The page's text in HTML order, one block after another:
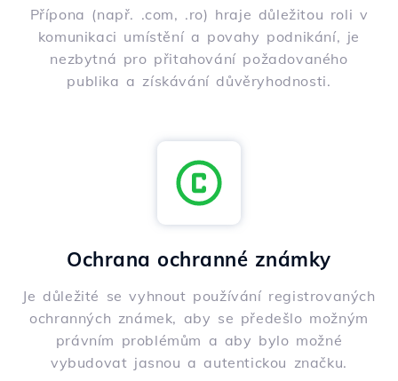
Přípona (např. .com, .ro) hraje důležitou roli v
komunikaci umístění a povahy podnikání, je
nezbytná pro přitahování požadovaného
publika a získávání důvěryhodnosti.
Ochrana ochranné známky
Je důležité se vyhnout používání registrovaných
ochranných známek, aby se předešlo možným
právním problémům a aby bylo možné
vybudovat jasnou a autentickou značku.